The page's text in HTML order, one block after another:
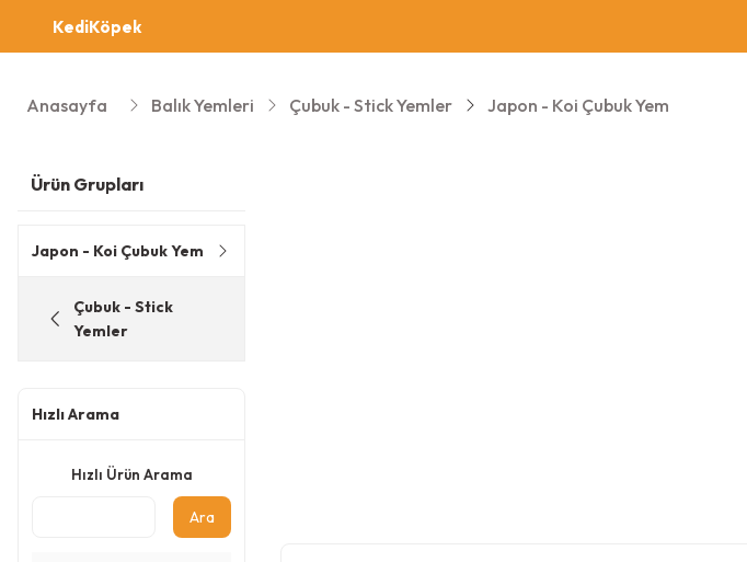
KediKöpek
Anasayfa Balık Yemleri Çubuk - Stick Yemler Japon - Koi Çubuk Yem
Ürün Grupları
Japon - Koi Çubuk Yem
Çubuk - Stick
Yemler
Hızlı Arama
Hızlı Ürün Arama
Ara